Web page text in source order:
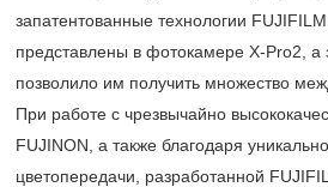
запатентованные технологии
представлены в фотокамере X-Pro2, а
позволило им получить множество
При работе с чрезвычайно
FUJINON, а также благодаря
цветопередачи, разработанной